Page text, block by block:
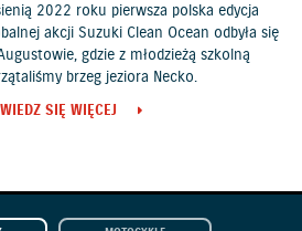
2022 roku pierwsza polska edycja
akcji Suzuki Clean Ocean odbyła się
gdzie z młodzieżą szkolną
brzeg jeziora Necko.
SIĘ WIĘCEJ